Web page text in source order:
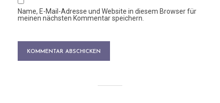
Name, E-Mail-Adresse und Website in diesem Browser für
meinen nächsten Kommentar speichern.